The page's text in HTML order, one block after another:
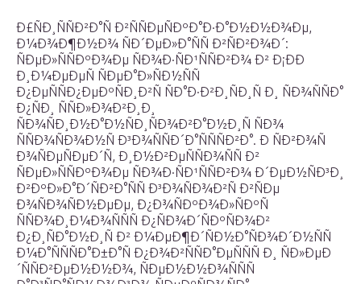
Ð£ÑÐ¸ÑÑÐ²Ð°Ñ Ð²ÑÑÐµÑÐºÐ°Ð·Ð°Ð½Ð½Ð¾Ðµ,
Ð¼Ð¾Ð¶Ð½Ð¾ ÑÐ´ÐµÐ»Ð°ÑÑ Ð²ÑÐ²Ð¾Ð´:
ÑÐµÐ»ÑÑÐºÐ¾Ðµ ÑÐ¾Ð·ÑÐ¹ÑÑÐ²Ð¾ Ð² Ð¡ÐÐ
Ð¸Ð¼ÐµÐµÑ ÑÐµÐ°Ð»ÑÐ½ÑÑ
Ð¿ÐµÑÑÐ¿ÐµÐºÑÐ¸Ð²Ñ ÑÐ°Ð·Ð²Ð¸ÑÐ¸Ñ Ð¸ ÑÐ¾ÑÑÐ°
Ð¿ÑÐ¸ ÑÑÐ»Ð¾Ð²Ð¸Ð¸
ÑÐ¾ÑÐ¸Ð½Ð°Ð½ÑÐ¸ÑÐ¾Ð²Ð°Ð½Ð¸Ñ ÑÐ¾
ÑÑÐ¾ÑÐ¾Ð½Ñ Ð³Ð¾ÑÑÐ´Ð°ÑÑÑÐ²Ð°. Ð ÑÐ²Ð¾Ñ
Ð¾ÑÐµÑÐµÐ´Ñ, Ð¸Ð½Ð²ÐµÑÑÐ¾ÑÑ Ð²
ÑÐµÐ»ÑÑÐºÐ¾Ðµ ÑÐ¾Ð·ÑÐ¹ÑÑÐ²Ð¾ Ð´ÐµÐ½ÑÐ³Ð¸
Ð²ÐºÐ»Ð°Ð´ÑÐ²Ð°ÑÑ Ð³Ð¾ÑÐ¾Ð²Ñ Ð²ÑÐµ
Ð¾ÑÐ¾ÑÐ½ÐµÐµ, Ð¿Ð¾ÑÐºÐ¾Ð»ÑÐºÑ
ÑÑÐ¾Ð¸Ð¼Ð¾ÑÑÑ Ð¿ÑÐ¾Ð´ÑÐºÑÐ¾Ð²
Ð¿Ð¸ÑÐ°Ð½Ð¸Ñ Ð² Ð¼ÐµÐ¶Ð´ÑÐ½Ð°ÑÐ¾Ð´Ð½ÑÑ
Ð¼Ð°ÑÑÑÐ°Ð±Ð°Ñ Ð¿Ð¾Ð²ÑÑÐ°ÐµÑÑÑ Ð¸ ÑÐ»ÐµÐ
´ÑÑÐ²ÐµÐ½Ð½Ð¾, ÑÐµÐ½Ð½Ð¾ÑÑÑ